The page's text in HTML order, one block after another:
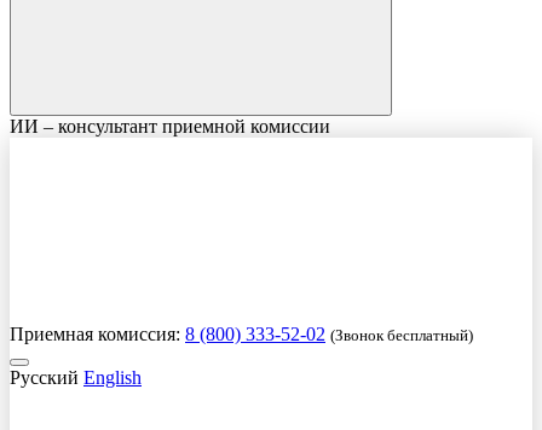
ИИ – консультант приемной комиссии
Приемная комиссия: 8 (800) 333-52-02 (Звонок бесплатный)
Русский English